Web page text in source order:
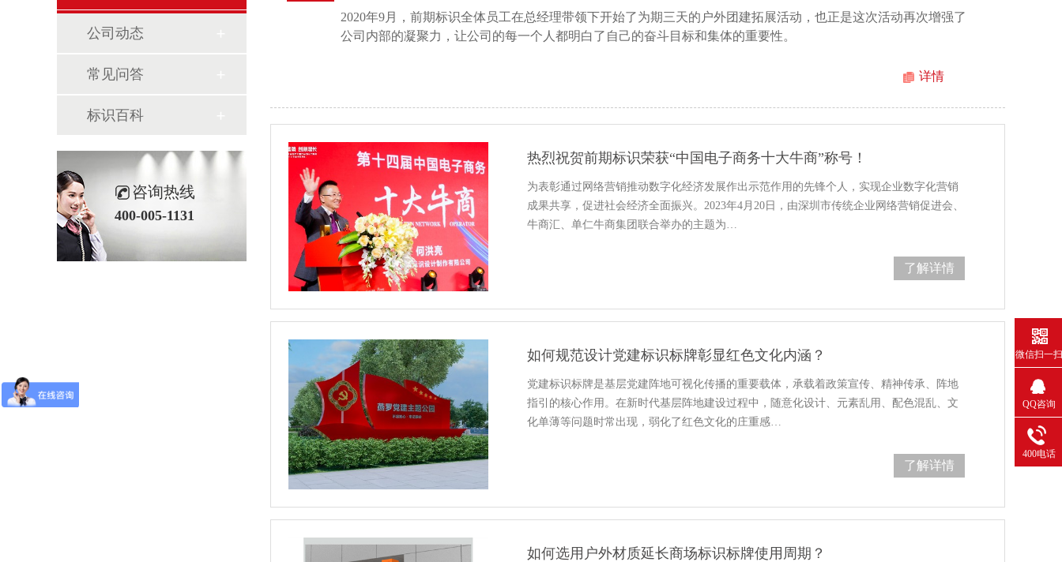
2020年9月，前期标识全体员工在总经理带领下开始了为期三天的户外团建拓展活动，也正是这次活动再次增强了
公司内部的凝聚力，让公司的每一个人都明白了自己的奋斗目标和集体的重要性。
详情
热烈祝贺前期标识荣获“中国电子商务十大牛商”称号！
为表彰通过网络营销推动数字化经济发展作出示范作用的先锋个人，实现企业数字化营销
成果共享，促进社会经济全面振兴。2023年4月20日，由深圳市传统企业网络营销促进会、
牛商汇、单仁牛商集团联合举办的主题为…
了解详情
如何规范设计党建标识标牌彰显红色文化内涵？
党建标识标牌是基层党建阵地可视化传播的重要载体，承载着政策宣传、精神传承、阵地
指引的核心作用。在新时代基层阵地建设过程中，随意化设计、元素乱用、配色混乱、文
化单薄等问题时常出现，弱化了红色文化的庄重感…
了解详情
如何选用户外材质延长商场标识标牌使用周期？
公司动态
常见问答
标识百科
咨询热线
400-005-1131
微信扫一扫
QQ咨询
400电话